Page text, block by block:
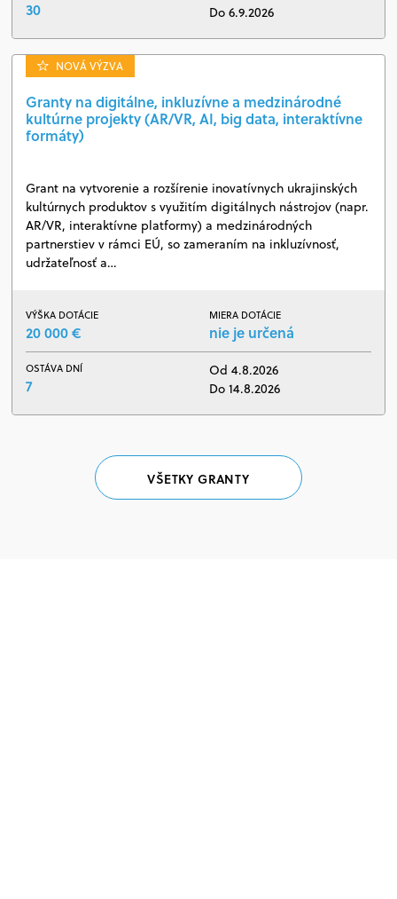
30
Do 6.9.2026
NOVÁ VÝZVA
Granty na digitálne, inkluzívne a medzinárodné
kultúrne projekty (AR/VR, AI, big data, interaktívne
formáty)
Grant na vytvorenie a rozšírenie inovatívnych ukrajinských
kultúrnych produktov s využitím digitálnych nástrojov (napr.
AR/VR, interaktívne platformy) a medzinárodných
partnerstiev v rámci EÚ, so zameraním na inkluzívnosť,
udržateľnosť a…
VÝŠKA DOTÁCIE
20 000 €
MIERA DOTÁCIE
nie je určená
OSTÁVA DNÍ
7
Od 4.8.2026
Do 14.8.2026
VŠETKY GRANTY